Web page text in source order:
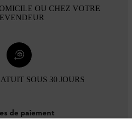
OU CHEZ VOTRE
SOUS 30 JOURS
de paiement